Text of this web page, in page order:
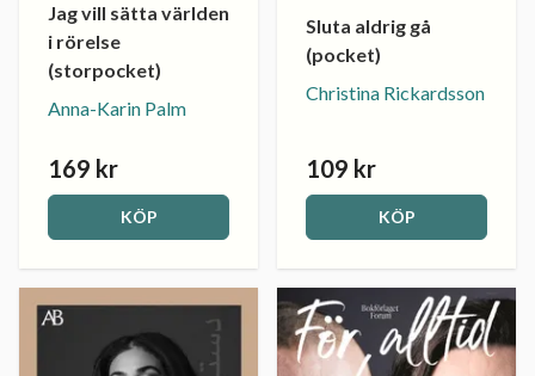
Jag vill sätta världen
i rörelse
(storpocket)
Anna-Karin Palm
169 kr
KÖP
Sluta aldrig gå
(pocket)
Christina Rickardsson
109 kr
KÖP